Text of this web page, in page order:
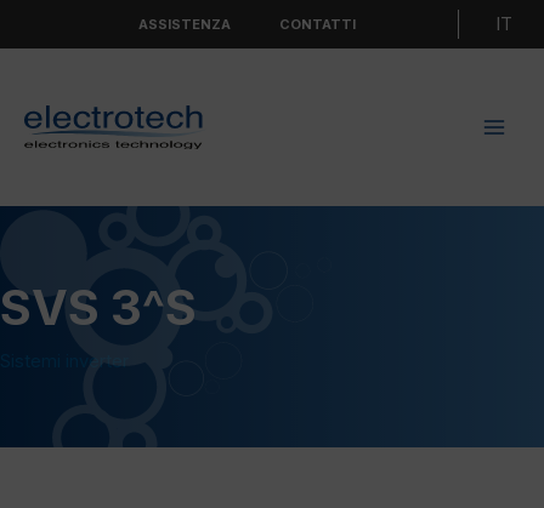
ASSISTENZA CONTATTI
Scegli
SVS 3^S
Sistemi inverter